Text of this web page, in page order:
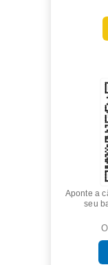
Aponte a
seu